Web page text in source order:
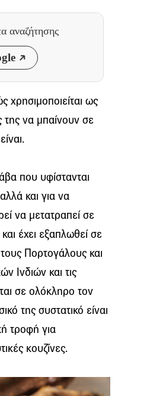
αναζήτησης
χρησιμοποιείται ως
της να μπαίνουν σε
που υφίστανται
και για να
να μετατραπεί σε
έχει εξαπλωθεί σε
Πορτογάλους και
Ινδιών και τις
σε ολόκληρο τον
της συστατικό είναι
τροφή για
κουζίνες.